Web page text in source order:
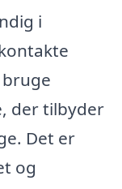
i
der tilbyder
Det er
og